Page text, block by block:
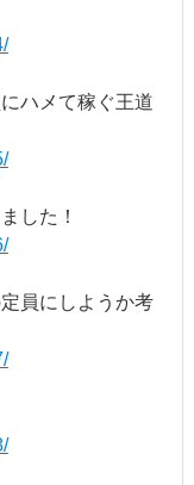
ハメて稼ぐ王道
した！
員にしようか考